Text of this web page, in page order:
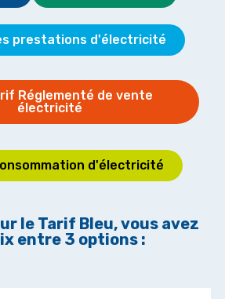
prestations d'électricité
Réglementé de vente
électricité
d'électricité
le Tarif Bleu, vous avez
entre 3 options :